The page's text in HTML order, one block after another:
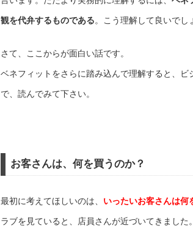
観を代弁するものである。こう理解して良いでし
さて、ここからが面白い話です。
ベネフィットをさらに踏み込んで理解すると、
で、読んでみて下さい。
お客さんは、何を買うのか？
最初に考えてほしいのは、 いったいお客さんは何
ラブを見ていると、店員さんが近づいてきました。